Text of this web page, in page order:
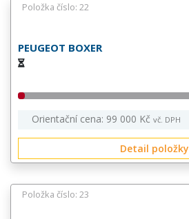
Položka číslo: 22
PEUGEOT BOXER
Orientační cena: 99 000 Kč vč. DPH
Detail položky
Položka číslo: 23